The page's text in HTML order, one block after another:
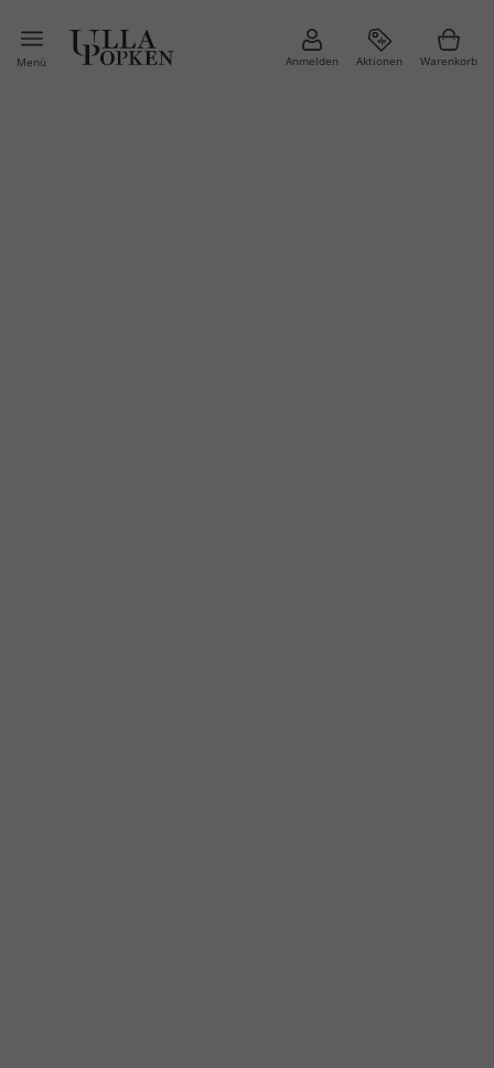
Menü Anmelden Aktionen Warenkorb